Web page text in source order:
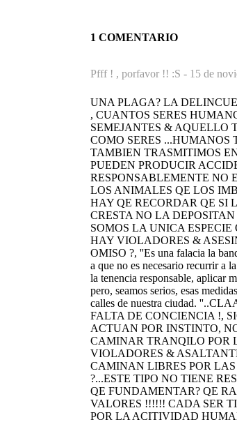
1 COMENTARIO
Pfff ! , porfavor !! :S - 15 de
UNA PLAGA? LA
, CUANTOS SERES
SEMEJANTES & AQUELLO
COMO SERES
TAMBIEN TRASMITIMOS
PUEDEN PRODUCIR
RESPONSABLEMENTE NO
LOS ANIMALES QE LOS
HAY QE RECORDAR QE SI
CRESTA NO LA
SOMOS LA UNICA
HAY VIOLADORES &
OMISO ?, ‎''Es una falacia la
a que no es necesario recurrir a
la tenencia responsable, aplicar
pero, seamos serios, esas
calles de nuestra ciudad.
FALTA DE CONCIENCIA !,
ACTUAN POR INSTINTO,
CAMINAR TRANQILO POR
VIOLADORES &
CAMINAN LIBRES POR
?...ESTE TIPO NO TIENE
QE FUNDAMENTAR? QE
VALORES !!!!!! CADA SER
POR LA ACITIVIDAD